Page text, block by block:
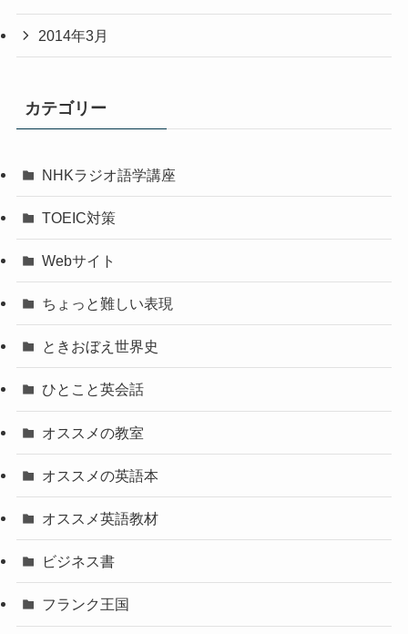
2014年3月
カテゴリー
NHKラジオ語学講座
TOEIC対策
Webサイト
ちょっと難しい表現
ときおぼえ世界史
ひとこと英会話
オススメの教室
オススメの英語本
オススメ英語教材
ビジネス書
フランク王国